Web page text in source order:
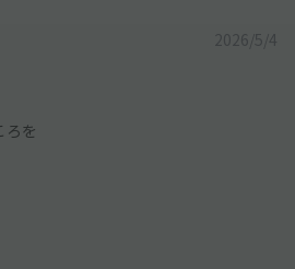
2026/5/4
ろを